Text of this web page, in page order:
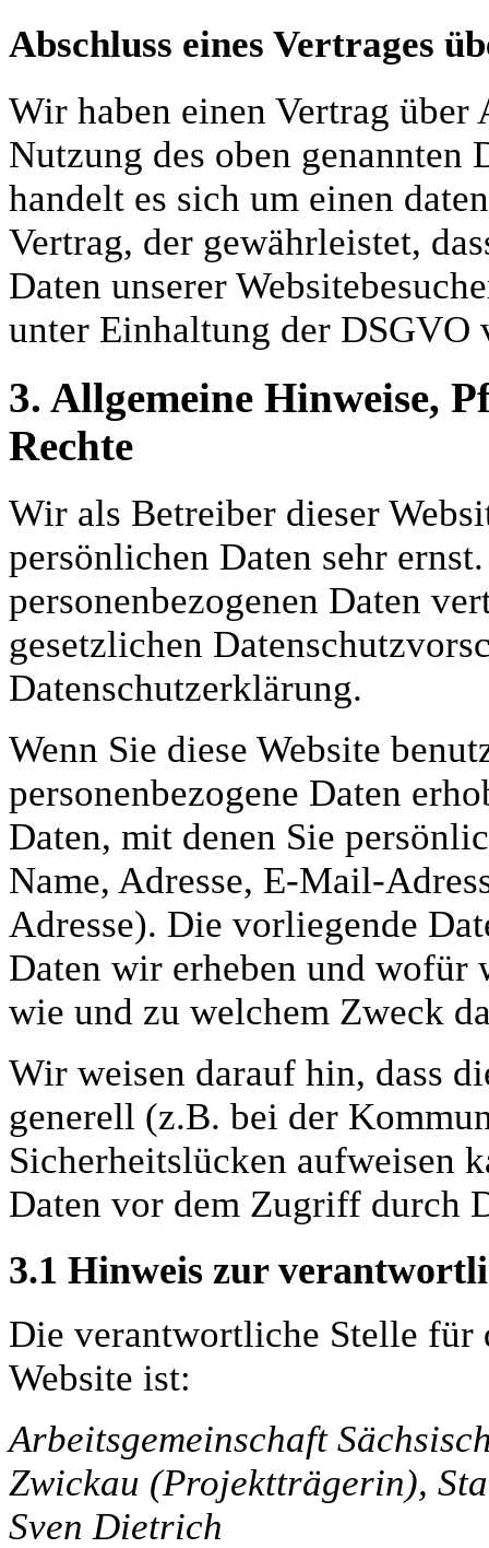
Abschluss eines Vertrages
Wir haben einen Vertrag
Nutzung des oben genannten
handelt es sich um einen
Vertrag, der gewährleistet,
Daten unserer
unter Einhaltung der DSGVO
3. Allgemeine Hinweise,
Rechte
Wir als Betreiber dieser
persönlichen Daten sehr
personenbezogenen Daten
gesetzlichen
Datenschutzerklärung.
Wenn Sie diese Website
personenbezogene Daten
Daten, mit denen Sie
Name, Adresse, E-Mail-
Adresse). Die vorliegende
Daten wir erheben und wofür
wie und zu welchem Zweck
Wir weisen darauf hin, dass
generell (z.B. bei der
Sicherheitslücken aufweisen
Daten vor dem Zugriff durch
3.1 Hinweis zur
Die verantwortliche Stelle für
Website ist:
Arbeitsgemeinschaft
Zwickau (Projektträgerin),
Sven Dietrich